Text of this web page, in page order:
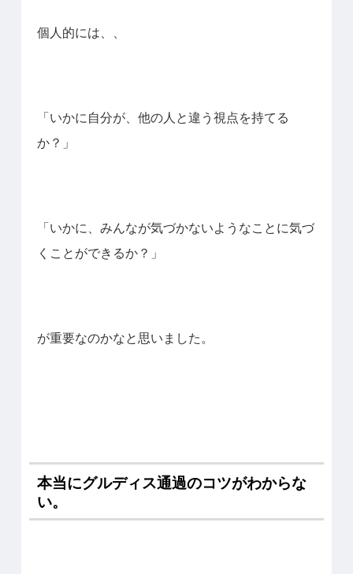
個人的には、、
「いかに自分が、他の人と違う視点を持てる
か？」
「いかに、みんなが気づかないようなことに気づ
くことができるか？」
が重要なのかなと思いました。
本当にグルディス通過のコツがわからな
い。